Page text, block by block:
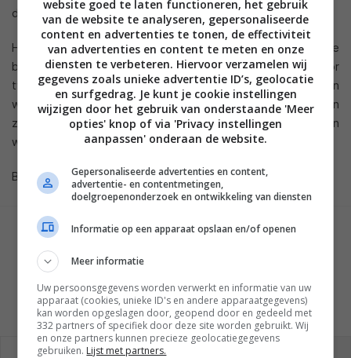
de lens aan en uit te schakelen.
Het display zou het mogelijk moeten maken om meerdere
beelden tegelijkertijd weer te geven, waarmee 3D video voor
twee verschillende personen tegelijkertijd weergegeven kan
worden (een beeld voor elk oog), ongeacht waar de persoon
zich bevindt. 2D video kan voor maximaal vier personen
weergegeven worden (een beeld voor elk persoon).
Bekijkhier de video
GESCHREVEN DOOR
REAGEREN REACTIES (0)
website goed te laten functioneren, het gebruik
van de website te analyseren, gepersonaliseerde
content en advertenties te tonen, de effectiviteit
van advertenties en content te meten en onze
diensten te verbeteren. Hiervoor verzamelen wij
gegevens zoals unieke advertentie ID’s, geolocatie
en surfgedrag. Je kunt je cookie instellingen
wijzigen door het gebruik van onderstaande 'Meer
opties' knop of via 'Privacy instellingen
aanpassen' onderaan de website.
Gepersonaliseerde advertenties en content,
advertentie- en contentmetingen,
doelgroepenonderzoek en ontwikkeling van diensten
Informatie op een apparaat opslaan en/of openen
Meer informatie
Uw persoonsgegevens worden verwerkt en informatie van uw
apparaat (cookies, unieke ID's en andere apparaatgegevens)
kan worden opgeslagen door, geopend door en gedeeld met
332 partners of specifiek door deze site worden gebruikt. Wij
en onze partners kunnen precieze geolocatiegegevens
gebruiken. Lijst met partners.